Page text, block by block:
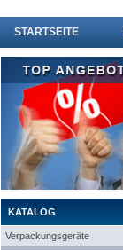
STARTSEITE
KATALOG
Verpackungsgeräte